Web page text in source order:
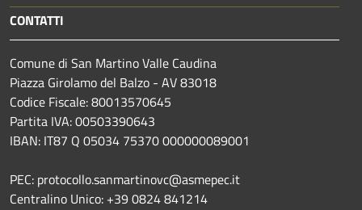
CONTATTI
Comune di San Martino Valle Caudina
Piazza Girolamo del Balzo - AV 83018
Codice Fiscale: 80013570645
Partita IVA: 00503390643
IBAN: IT87 Q 05034 75370 000000089001
PEC: protocollo.sanmartinovc@asmepec.it
Centralino Unico: +39 0824 841214